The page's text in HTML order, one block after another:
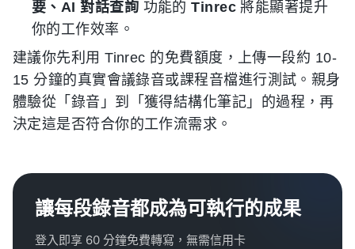
要、AI 對話查詢 功能的Tinrec 將能顯著提升
你的工作效率。
建議你先利用 Tinrec 的免費額度，上傳一段約 10-
15 分鐘的真實會議錄音或課程音檔進行測試。親身
體驗從「錄音」到「獲得結構化筆記」的過程，再
決定這是否符合你的工作流需求。
讓每段錄音都成為可執行的成果
登入即享 60 分鐘免費轉寫，無需信用卡